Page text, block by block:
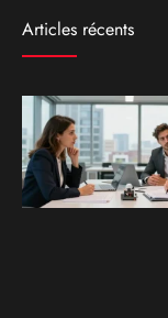
Articles récents